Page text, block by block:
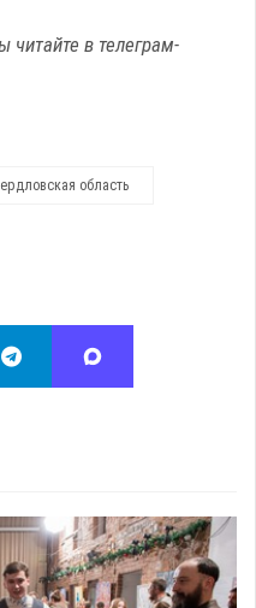
в телеграм-
область